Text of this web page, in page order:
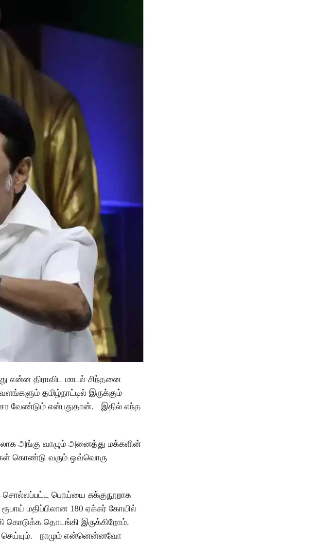
என்ன திராவிட மாடல் சிந்தனை
தமிழ்நாட்டில் இருக்கும்
வேண்டும் என்பதுதான். இதில் எந்த
அங்கு வாழும் அனைத்து மக்களின்
கொண்டு வரும் ஒவ்வொரு
சொல்லப்பட்ட பொய்யை சுக்குநூறாக
மதிப்பிலான 180 ஏக்கர் கோயில்
கொடுக்க தொடங்கி இருக்கிறோம்.
செய்யும். நாமும் என்னென்னவோ